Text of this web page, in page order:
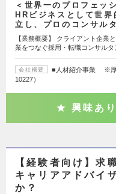
＜世界一のプロフェッ
HRビジネスとして世界
立し、プロのコンサル
【業務概要】 クライアント企業
業をつなぐ採用・転職コンサル
会社概要
■人材紹介事業 ※厚
10227）
興味あり
【経験者向け】求
キャリアアドバイ
か？